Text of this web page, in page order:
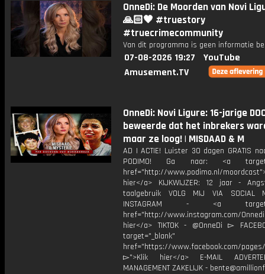
OnneDi: De Moorden van Novi
🙏🏻🖤 #truestory
#truecrimecommunity
Van dit programma is geen informatie
07-08-2026 19:27
YouTube
Amusement.TV
OnneDi: Novi Ligure: 16-jarige
beweerde dat het inbrekers
maar ze loog! | MISDAAD & M
AD | ACTIE! Luister 30 dagen GRATIS
PODIMO! Ga naar: <a
href="http://www.podimo.nl/
hier</a> KIJKWIJZER: 12 jaar -
taalgebruik VOLG MIJ VIA SOCIAL
INSTAGRAM - <a
href="http://www.instagram.com/
hier</a> TIKTOK - @OnneDi ▻
target="_blank"
href="https://www.facebook.com/pages/
▻">Klik hier</a> E-MAIL
MANAGEMENT ZAKELIJK -